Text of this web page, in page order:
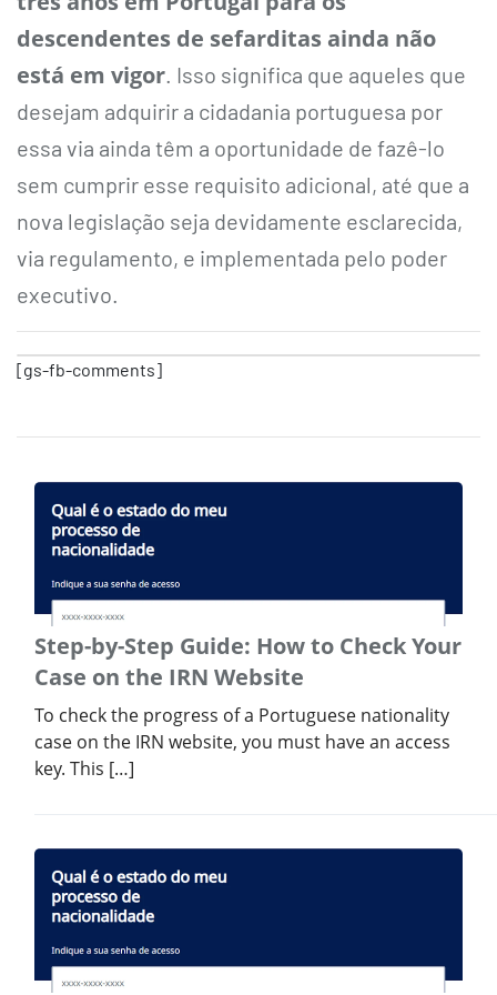
descendentes de sefarditas ainda não
está em vigor. Isso significa que aqueles que
desejam adquirir a cidadania portuguesa por
essa via ainda têm a oportunidade de fazê-lo
sem cumprir esse requisito adicional, até que a
nova legislação seja devidamente esclarecida,
via regulamento, e implementada pelo poder
executivo.
[gs-fb-comments]
Step-by-Step Guide: How to Check Your
Case on the IRN Website
To check the progress of a Portuguese nationality
case on the IRN website, you must have an access
key. This […]